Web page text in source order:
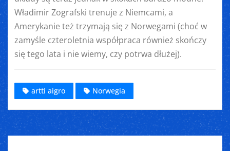
Władimir Zografski trenuje z Niemcami, a
Amerykanie też trzymają się z Norwegami (choć w
zamyśle czteroletnia współpraca również skończy
się tego lata i nie wiemy, czy potrwa dłużej).
artti aigro Norwegia